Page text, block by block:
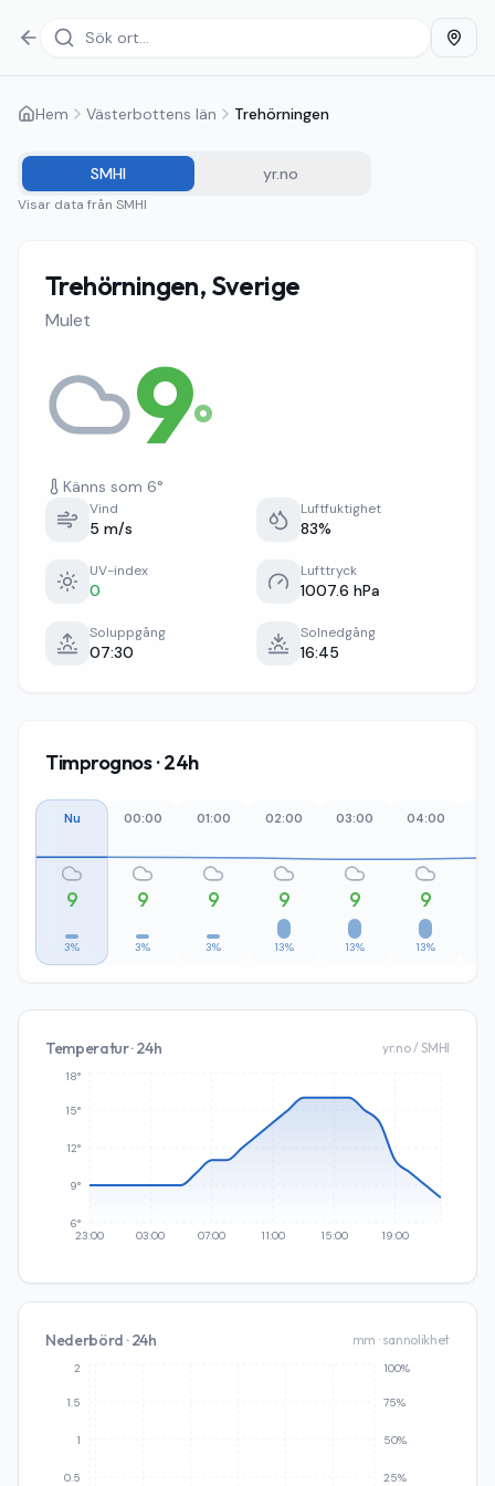
Hem Västerbottens län Trehörningen
SMHI yr.no
Visar data från SMHI
Trehörningen, Sverige
Mulet
9°
Känns som 6°
Vind
5 m/s
Luftfuktighet
83%
UV-index
0
Lufttryck
1007.6 hPa
Soluppgång
07:30
Solnedgång
16:45
Timprognos · 24h
Nu
9
3%
00:00
9
3%
01:00
9
3%
02:00
9
13%
03:00
9
13%
04:00
9
13%
Temperatur · 24h yr.no / SMHI
23:00 03:00 07:00 11:00 15:00 19:00
6°
9°
12°
15°
18°
Nederbörd · 24h mm · sannolikhet
0.5
1
1.5
2
25%
50%
75%
100%